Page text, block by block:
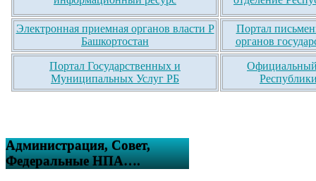
Электронная приемная органов власти Р
Башкортостан
Портал
органов
Портал Государственных и
Муниципальных Услуг РБ
Официальный
Администрация, Совет,
Федеральные НПА….